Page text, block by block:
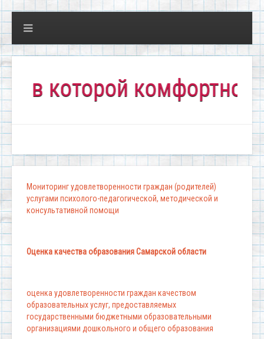
комфортно
Мониторинг удовлетворенности граждан (родителей)
услугами психолого-педагогической, методической и
консультативной помощи
Оценка качества образования Самарской области
оценка удовлетворенности граждан качеством
образовательных услуг, предоставляемых
государственными бюджетными образовательными
организациями дошкольного и общего образования